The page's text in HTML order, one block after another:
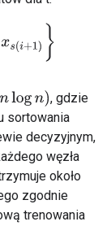
logn)
, gdzie
sortowania
decyzyjnym,
węzła
około
zgodnie
trenowania